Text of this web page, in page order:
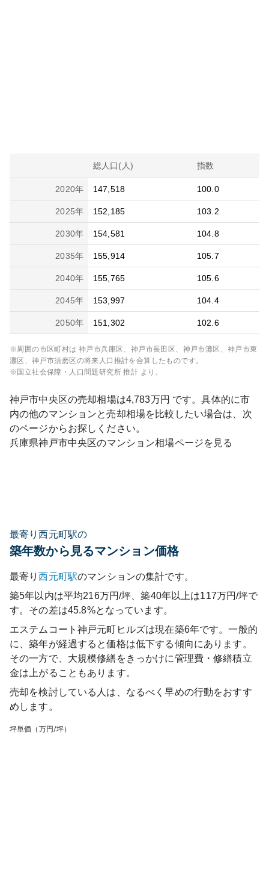
総人口(人) 指数
2020年 147,518 100.0
2025年 152,185 103.2
2030年 154,581 104.8
2035年 155,914 105.7
2040年 155,765 105.6
2045年 153,997 104.4
2050年 151,302 102.6
※周囲の市区町村は 神戸市兵庫区、神戸市長田区、神戸市灘区、神戸市東
灘区、神戸市須磨区の将来人口推計を合算したものです。
※国立社会保障・人口問題研究所 推計 より。
神戸市中央区の売却相場は4,783万円 です。具体的に市
内の他のマンションと売却相場を比較したい場合は、次
のページからお探しください。
兵庫県神戸市中央区のマンション相場ページを見る
最寄り西元町駅の
築年数から見るマンション価格
最寄り西元町駅のマンションの集計です。
築5年以内は平均216万円/坪、築40年以上は117万円/坪で
す。その差は45.8%となっています。
エステムコート神戸元町ヒルズは現在築6年です。一般的
に、築年が経過すると価格は低下する傾向にあります。
その一方で、大規模修繕をきっかけに管理費・修繕積立
金は上がることもあります。
売却を検討している人は、なるべく早めの行動をおすす
めします。
坪単価（万円/坪）